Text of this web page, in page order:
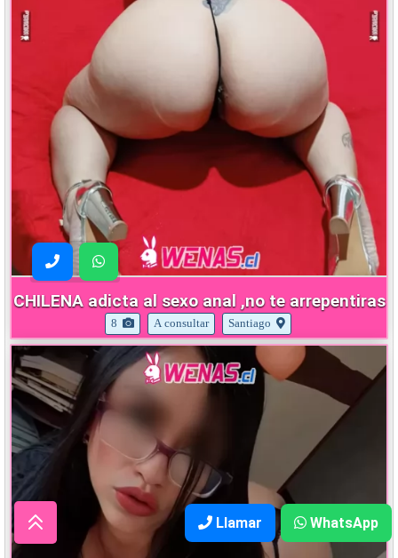
CHILENA adicta al sexo anal ,no te arrepentiras
8 A consultar Santiago
Llamar WhatsApp